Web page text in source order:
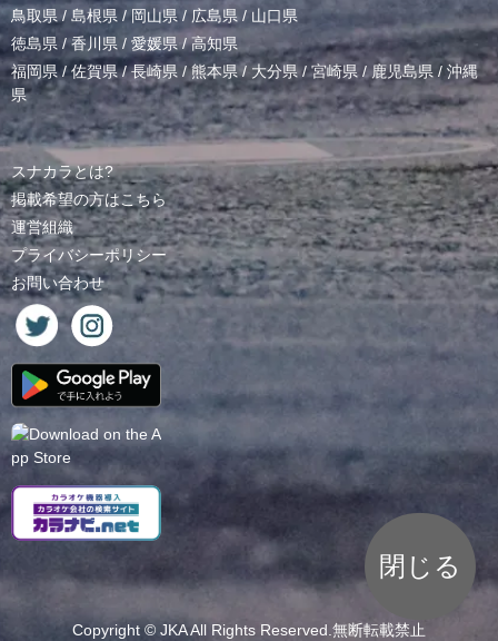
鳥取県/ 島根県 /岡山県/ 広島県 / 山口県
徳島県 /香川県 / 愛媛県/高知県
福岡県/佐賀県/長崎県 /熊本県/ 大分県/宮崎県 /鹿児島県 / 沖縄
県
スナカラとは?
掲載希望の方はこちら
運営組織
プライバシーポリシー
お問い合わせ
Copyright © JKAAll Rights Reserved.無断転載禁止
閉じる